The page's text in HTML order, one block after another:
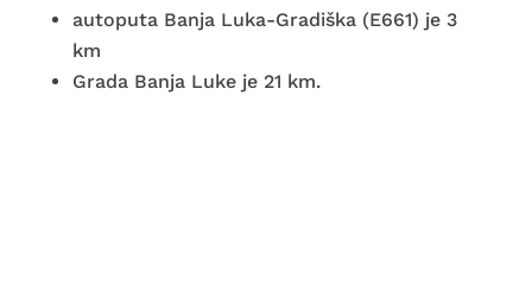
Broj odraslih osoba*
Broj djece*
autoputa Banja Luka-Gradiška (E661) je 3
km
Grada Banja Luke je 21 km.